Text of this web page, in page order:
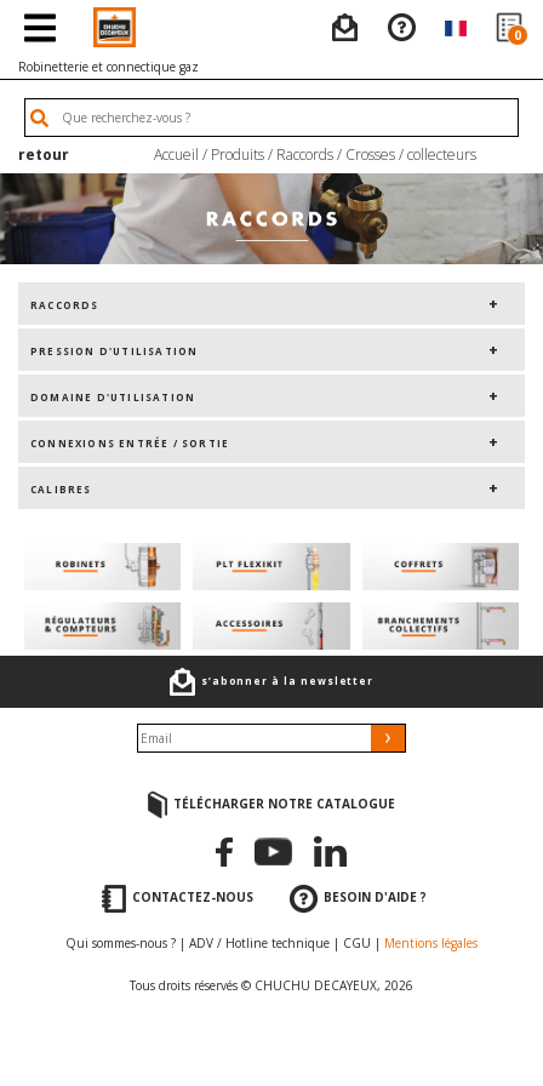
0
Robinetterie et connectique gaz
retour Accueil / Produits/ Raccords/ Crosses / collecteurs
RACCORDS
PRESSION D'UTILISATION
DOMAINE D'UTILISATION
CONNEXIONS ENTRÉE / SORTIE
CALIBRES
s’abonner à la newsletter
TÉLÉCHARGER NOTRE CATALOGUE
CONTACTEZ-NOUS BESOIN D'AIDE ?
Qui sommes-nous ? | ADV / Hotline technique | CGU | Mentions légales
Tous droits réservés © CHUCHU DECAYEUX, 2026